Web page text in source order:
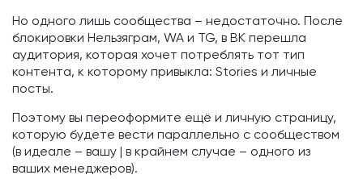
Но одного лишь сообщества – недостаточно. После
блокировки Нельзяграм, WA и TG, в ВК перешла
аудитория, которая хочет потреблять тот тип
контента, к которому привыкла: Stories и личные
посты.
Поэтому вы переоформите ещё и личную страницу,
которую будете вести параллельно с сообществом
(в идеале – вашу | в крайнем случае – одного из
ваших менеджеров).